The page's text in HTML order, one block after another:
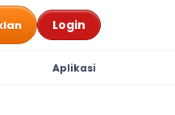
Login
Aplikasi